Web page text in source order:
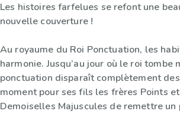
Les histoires farfelues se refont une
nouvelle couverture !
Au royaume du Roi Ponctuation, les
harmonie. Jusqu’au jour où le roi tombe
ponctuation disparaît complètement
moment pour ses fils les frères Points
Demoiselles Majuscules de remettre un